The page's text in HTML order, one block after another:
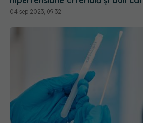
Cazurile COVID-19, în creștere în